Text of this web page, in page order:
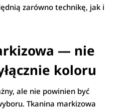
zarówno technikę, jak i
— nie
koloru
ale nie powinien być
Tkanina markizowa